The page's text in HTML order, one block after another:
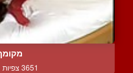
3651 צפיות